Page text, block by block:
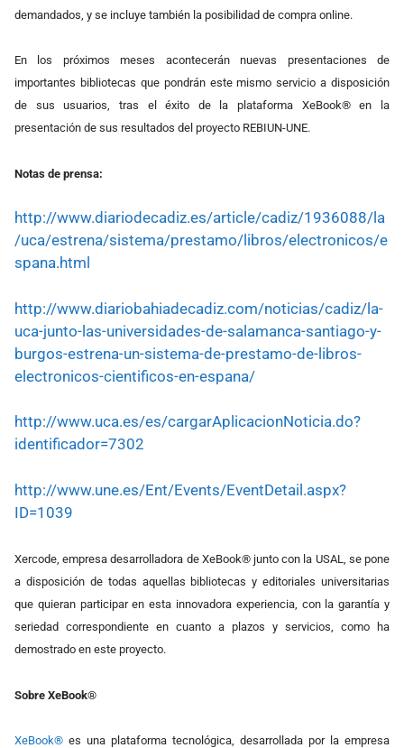
demandados, y se incluye también la posibilidad de compra online.
En los próximos meses acontecerán nuevas presentaciones de
importantes bibliotecas que pondrán este mismo servicio a disposición
de sus usuarios, tras el éxito de la plataforma XeBook® en la
presentación de sus resultados del proyecto REBIUN-UNE.
Notas de prensa:
http://www.diariodecadiz.es/article/cadiz/1936088/la
/uca/estrena/sistema/prestamo/libros/electronicos/e
spana.html
http://www.diariobahiadecadiz.com/noticias/cadiz/la-
uca-junto-las-universidades-de-salamanca-santiago-y-
burgos-estrena-un-sistema-de-prestamo-de-libros-
electronicos-cientificos-en-espana/
http://www.uca.es/es/cargarAplicacionNoticia.do?
identificador=7302
http://www.une.es/Ent/Events/EventDetail.aspx?
ID=1039
Xercode, empresa desarrolladora de XeBook® junto con la USAL, se pone
a disposición de todas aquellas bibliotecas y editoriales universitarias
que quieran participar en esta innovadora experiencia, con la garantía y
seriedad correspondiente en cuanto a plazos y servicios, como ha
demostrado en este proyecto.
Sobre XeBook®
XeBook® es una plataforma tecnológica, desarrollada por la empresa